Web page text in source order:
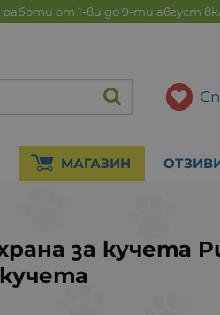
от 1-ви до 9-ти август
МАГАЗИН
за кучета